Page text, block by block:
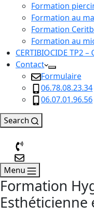
Formation
Formation au
Formation
Formation au
CERTIBIOCIDE TP2 –
Contact
Formulaire
06.78.08.23.34
06.07.01.96.56
Search
Menu
Formation